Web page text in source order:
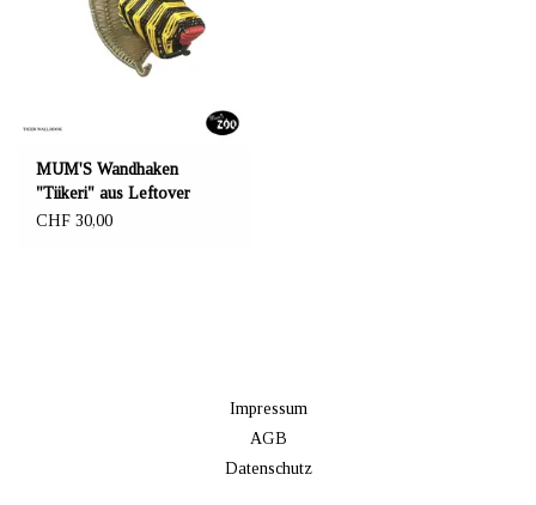
MUM'S Wandhaken
"Tiikeri" aus Leftover
Material
CHF 30,00
Impressum
AGB
Datenschutz